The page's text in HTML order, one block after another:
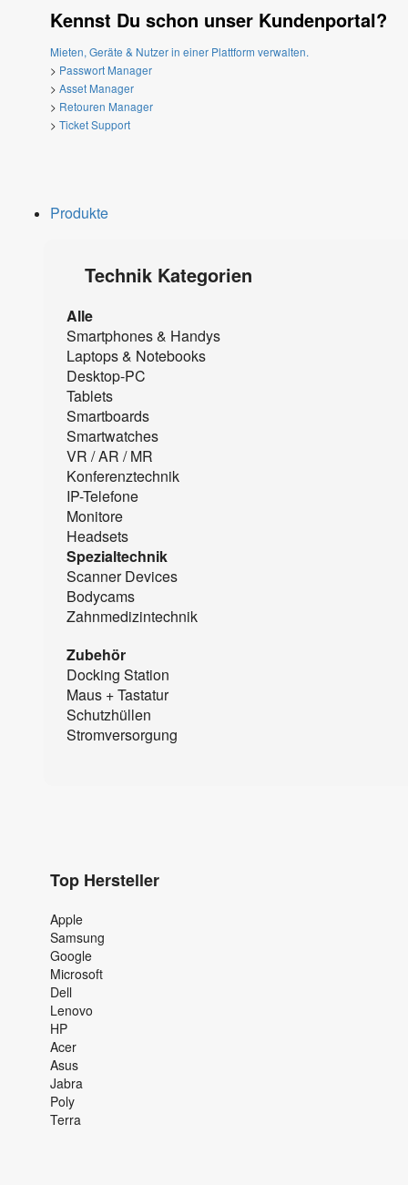
Kennst Du schon unser Kundenportal?
Mieten, Geräte & Nutzer in einer Plattform verwalten.
> Passwort Manager
> Asset Manager
> Retouren Manager
> Ticket Support
Produkte
Technik Kategorien
Alle
Smartphones & Handys
Laptops & Notebooks
Desktop-PC
Tablets
Smartboards
Smartwatches
VR / AR / MR
Konferenztechnik
IP-Telefone
Monitore
Headsets
Spezialtechnik
Scanner Devices
Bodycams
Zahnmedizintechnik
Zubehör
Docking Station
Maus + Tastatur
Schutzhüllen
Stromversorgung
Top Hersteller
Apple
Samsung
Google
Microsoft
Dell
Lenovo
HP
Acer
Asus
Jabra
Poly
Terra